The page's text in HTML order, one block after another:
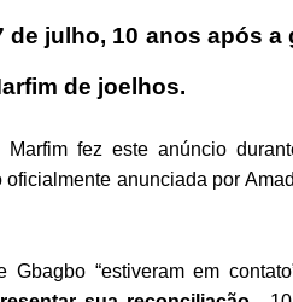
de julho, 10 anos após
de joelhos.
fez este anúncio
anunciada por
Gbagbo “estiveram em